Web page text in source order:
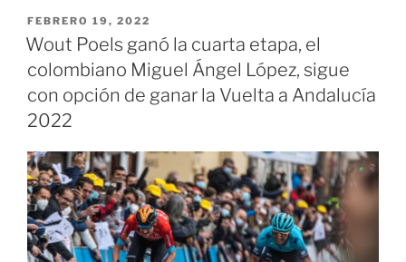
PUBLICADO
EL
FEBRERO 19, 2022
Wout Poels ganó la cuarta etapa, el
colombiano Miguel Ángel López, sigue
con opción de ganar la Vuelta a Andalucía
2022